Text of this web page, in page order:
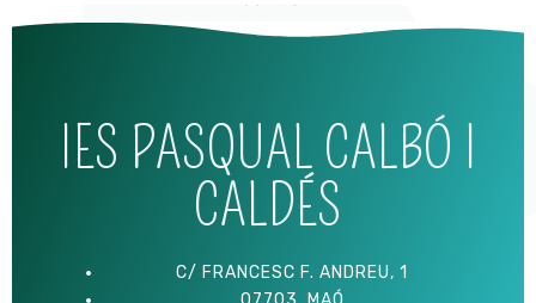
IES PASQUAL CALBÓ I
CALDÉS
C/ FRANCESC F. ANDREU, 1